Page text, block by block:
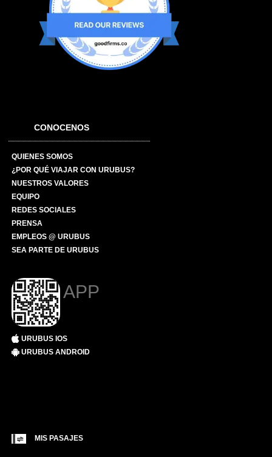
CONOCENOS
QUIENES SOMOS
¿POR QUÉ VIAJAR CON URUBUS?
NUESTROS VALORES
EQUIPO
REDES SOCIALES
PRENSA
EMPLEOS @ URUBUS
SEA PARTE DE URUBUS
APP
URUBUS IOS
URUBUS ANDROID
MIS PASAJES